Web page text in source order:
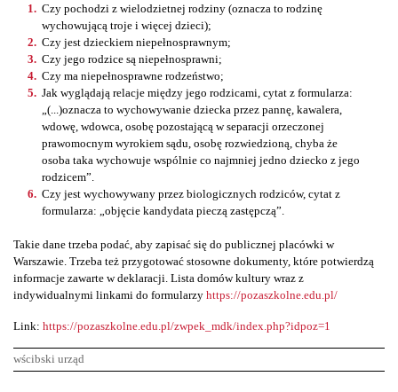
Czy pochodzi z wielodzietnej rodziny (oznacza to rodzinę
wychowującą troje i więcej dzieci);
Czy jest dzieckiem niepełnosprawnym;
Czy jego rodzice są niepełnosprawni;
Czy ma niepełnosprawne rodzeństwo;
Jak wyglądają relacje między jego rodzicami, cytat z formularza:
„(...)oznacza to wychowywanie dziecka przez pannę, kawalera,
wdowę, wdowca, osobę pozostającą w separacji orzeczonej
prawomocnym wyrokiem sądu, osobę rozwiedzioną, chyba że
osoba taka wychowuje wspólnie co najmniej jedno dziecko z jego
rodzicem”.
Czy jest wychowywany przez biologicznych rodziców, cytat z
formularza: „objęcie kandydata pieczą zastępczą”.
Takie dane trzeba podać, aby zapisać się do publicznej placówki w
Warszawie. Trzeba też przygotować stosowne dokumenty, które potwierdzą
informacje zawarte w deklaracji. Lista domów kultury wraz z
indywidualnymi linkami do formularzy https://pozaszkolne.edu.pl/
Link: https://pozaszkolne.edu.pl/zwpek_mdk/index.php?idpoz=1
wścibski urząd